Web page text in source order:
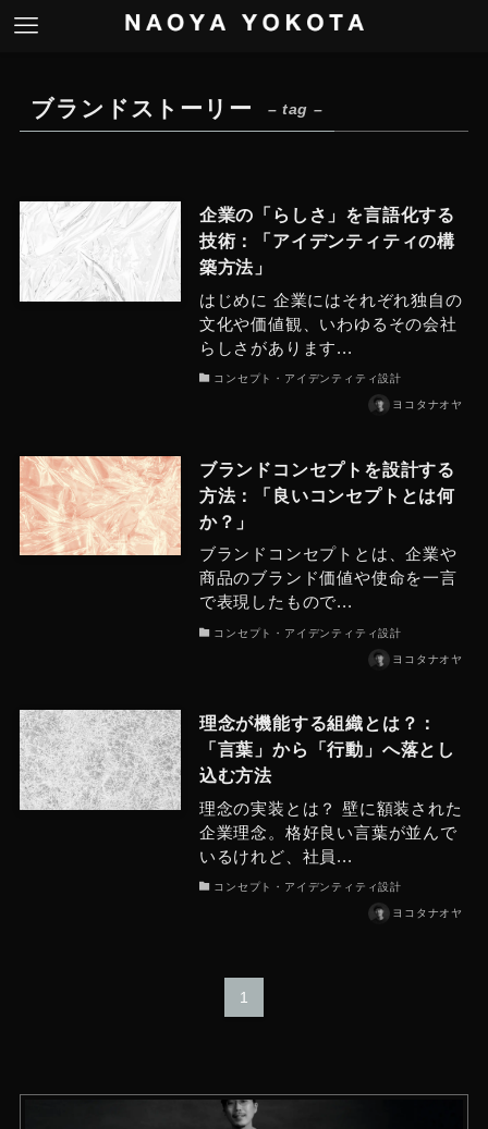
ブランドストーリー – tag –
企業の「らしさ」を言語化する
技術：「アイデンティティの構
築方法」
はじめに 企業にはそれぞれ独自の
文化や価値観、いわゆるその会社
らしさがあります...
コンセプト・アイデンティティ設計
ヨコタナオヤ
ブランドコンセプトを設計する
方法：「良いコンセプトとは何
か？」
ブランドコンセプトとは、企業や
商品のブランド価値や使命を一言
で表現したもので...
コンセプト・アイデンティティ設計
ヨコタナオヤ
理念が機能する組織とは？：
「言葉」から「行動」へ落とし
込む方法
理念の実装とは？ 壁に額装された
企業理念。格好良い言葉が並んで
いるけれど、社員...
コンセプト・アイデンティティ設計
ヨコタナオヤ
1